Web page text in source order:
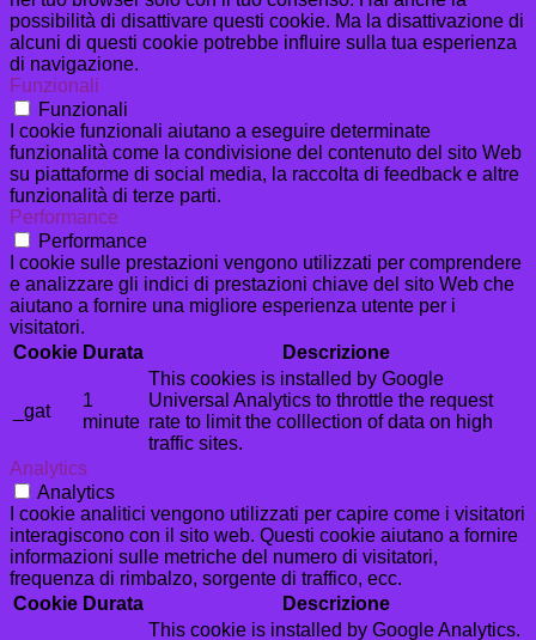
possibilità di disattivare questi cookie. Ma la disattivazione di
alcuni di questi cookie potrebbe influire sulla tua esperienza
di navigazione.
Funzionali
Funzionali
I cookie funzionali aiutano a eseguire determinate
funzionalità come la condivisione del contenuto del sito Web
su piattaforme di social media, la raccolta di feedback e altre
funzionalità di terze parti.
Performance
Performance
I cookie sulle prestazioni vengono utilizzati per comprendere
e analizzare gli indici di prestazioni chiave del sito Web che
aiutano a fornire una migliore esperienza utente per i
visitatori.
Cookie Durata Descrizione
_gat
1
minute
This cookies is installed by Google
Universal Analytics to throttle the request
rate to limit the colllection of data on high
traffic sites.
Analytics
Analytics
I cookie analitici vengono utilizzati per capire come i visitatori
interagiscono con il sito web. Questi cookie aiutano a fornire
informazioni sulle metriche del numero di visitatori,
frequenza di rimbalzo, sorgente di traffico, ecc.
Cookie Durata Descrizione
This cookie is installed by Google Analytics.